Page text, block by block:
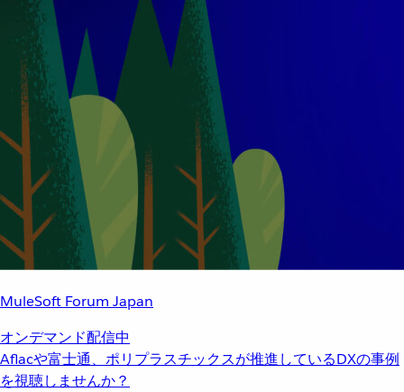
MuleSoft Forum Japan
オンデマンド配信中
Aflacや富士通、ポリプラスチックスが推進しているDXの事例
を視聴しませんか？